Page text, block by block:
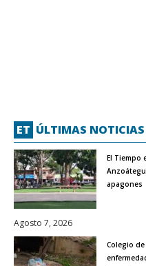
ET ÚLTIMAS NOTICIAS
El Tiempo
apagones
Agosto 7, 2026
Colegio